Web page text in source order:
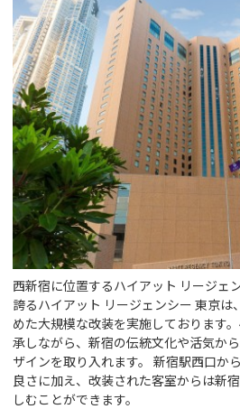
西新宿に位置するハイアット リージェ
誇るハイアット リージェンシー 東京
めた大規模な改装を実施しております
承しながら、新宿の伝統文化や活気か
ザインを取り入れます。 新宿駅西口か
良さに加え、改装された客室からは新
しむことができます。